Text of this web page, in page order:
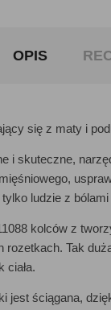
OPIS
się z maty i
i skuteczne,
ludzie z
kolców z
rozetkach. Tak
ciała.
jest ściągana,